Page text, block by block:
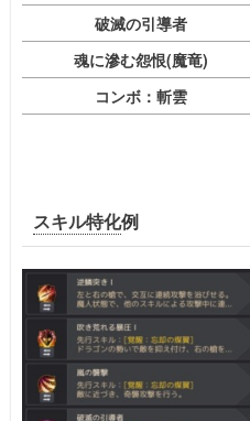
破滅の引導者
魂に滲む怨恨(魔竜)
コンボ：斬雲
スキル特化例